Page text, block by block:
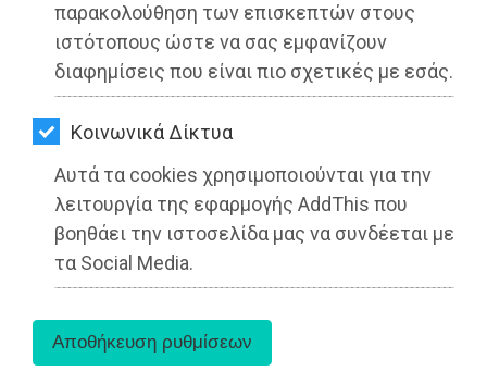
παρακολούθηση των επισκεπτών στους
ιστότοπους ώστε να σας εμφανίζουν
διαφημίσεις που είναι πιο σχετικές με εσάς.
Kοινωνικά Δίκτυα
Αυτά τα cookies χρησιμοποιούνται για την
λειτουργία της εφαρμογής AddThis που
βοηθάει την ιστοσελίδα μας να συνδέεται με
τα Social Media.
ΕΦΗΜΕΡΙΔΕΣ
OΔΗΓΟΣ
ΑΓΟΡΑΣ
ΨΙΘΥΡΟΙ
ΑΠΟΣΤΟΛΗ
ΑΡΘΡΩΝ
Ανακοίνωση του ΔΗΘΕΜΑ για τον
κανονισμό λειτουργίας του
Διαβάστηκε 2633 φορές
Από τo Dimotisnews